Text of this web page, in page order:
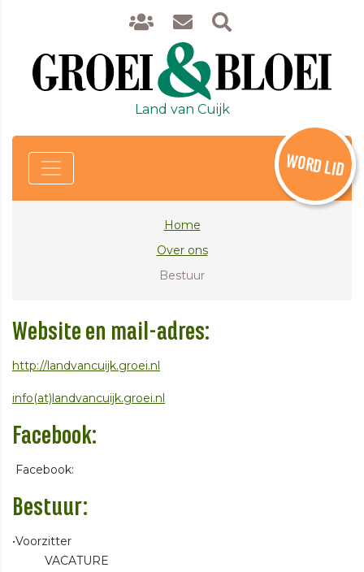
Land van Cuijk
WORD LID
Home
Over ons
Bestuur
Website en mail-adres:
http://landvancuijk.groei.nl
info(at)landvancuijk.groei.nl
Facebook:
Facebook:
Bestuur:
•Voorzitter
VACATURE